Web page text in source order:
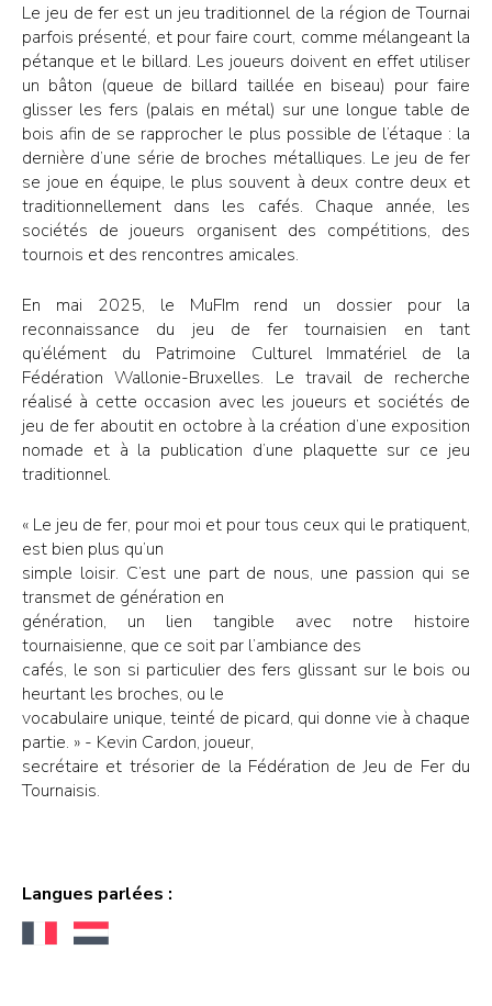
Le jeu de fer est un jeu traditionnel de la région de Tournai
parfois présenté, et pour faire court, comme mélangeant la
pétanque et le billard. Les joueurs doivent en effet utiliser
un bâton (queue de billard taillée en biseau) pour faire
glisser les fers (palais en métal) sur une longue table de
bois afin de se rapprocher le plus possible de l’étaque : la
dernière d’une série de broches métalliques. Le jeu de fer
se joue en équipe, le plus souvent à deux contre deux et
traditionnellement dans les cafés. Chaque année, les
sociétés de joueurs organisent des compétitions, des
tournois et des rencontres amicales.
En mai 2025, le MuFIm rend un dossier pour la
reconnaissance du jeu de fer tournaisien en tant
qu’élément du Patrimoine Culturel Immatériel de la
Fédération Wallonie-Bruxelles. Le travail de recherche
réalisé à cette occasion avec les joueurs et sociétés de
jeu de fer aboutit en octobre à la création d’une exposition
nomade et à la publication d’une plaquette sur ce jeu
traditionnel.
« Le jeu de fer, pour moi et pour tous ceux qui le pratiquent,
est bien plus qu’un
simple loisir. C’est une part de nous, une passion qui se
transmet de génération en
génération, un lien tangible avec notre histoire
tournaisienne, que ce soit par l’ambiance des
cafés, le son si particulier des fers glissant sur le bois ou
heurtant les broches, ou le
vocabulaire unique, teinté de picard, qui donne vie à chaque
partie. » - Kevin Cardon, joueur,
secrétaire et trésorier de la Fédération de Jeu de Fer du
Tournaisis.
Langues parlées :